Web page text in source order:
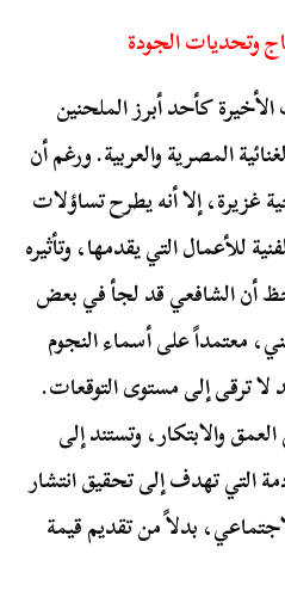
وتحديات الجودة
كأحد أبرز الملحنين
المصرية والعربية. ورغم أن
غزيرة، إلا أنه يطرح تساؤلات
للأعمال التي يقدمها، وتأثيره
أن الشافعي قد لجأ في بعض
معتمداً على أسماء النجوم
لا ترقى إلى مستوى التوقعات.
والابتكار، وتستند إلى
التي تهدف إلى تحقيق انتشار
بدلاً من تقديم قيمة